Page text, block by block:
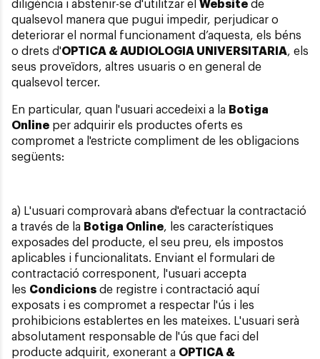
diligència i abstenir-se d'utilitzar el Website de
qualsevol manera que pugui impedir, perjudicar o
deteriorar el normal funcionament d’aquesta, els béns
o drets d'OPTICA & AUDIOLOGIA UNIVERSITARIA, els
seus proveïdors, altres usuaris o en general de
qualsevol tercer.
En particular, quan l'usuari accedeixi a la Botiga
Online per adquirir els productes oferts es
compromet a l'estricte compliment de les obligacions
següents:
a) L'usuari comprovarà abans d'efectuar la contractació
a través de la Botiga Online, les característiques
exposades del producte, el seu preu, els impostos
aplicables i funcionalitats. Enviant el formulari de
contractació corresponent, l'usuari accepta
les Condicions de registre i contractació aquí
exposats i es compromet a respectar l'ús i les
prohibicions establertes en les mateixes. L'usuari serà
absolutament responsable de l'ús que faci del
producte adquirit, exonerant a OPTICA &